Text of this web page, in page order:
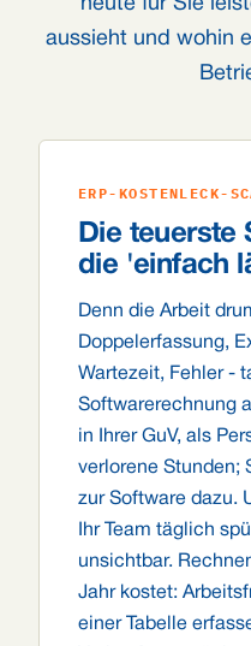
heute für Sie
aussieht und wohin
ERP-KOSTENLECK-
Die teuerste
die 'einfach
Denn die Arbeit
Doppelerfassung,
Wartezeit, Fehler -
Softwarerechnung
in Ihrer GuV, als
verlorene Stunden;
zur Software dazu.
Ihr Team täglich
unsichtbar.
Jahr kostet:
einer Tabelle